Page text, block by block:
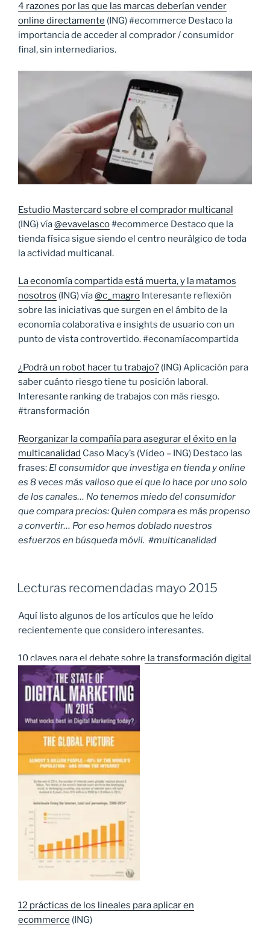
4 razones por las que las marcas deberían vender
online directamente (ING) #ecommerce Destaco la
importancia de acceder al comprador / consumidor
final, sin internediarios.
Estudio Mastercard sobre el comprador multicanal
(ING) vía@evavelasco#ecommerce Destaco que la
tienda física sigue siendo el centro neurálgico de toda
la actividad multicanal.
La economía compartida está muerta, y la matamos
nosotros (ING) vía@c_magro Interesante reflexión
sobre las iniciativas que surgen en el ámbito de la
economía colaborativa e insights de usuario con un
punto de vista controvertido. #econamíacompartida
¿Podrá un robot hacer tu trabajo? (ING) Aplicación para
saber cuánto riesgo tiene tu posición laboral.
Interesante ranking de trabajos con más riesgo.
#transformación
Reorganizar la compañía para asegurar el éxito en la
multicanalidad Caso Macy’s (Vídeo – ING) Destaco las
frases: El consumidor que investiga en tienda y online
es 8 veces más valioso que el que lo hace por uno solo
de los canales… No tenemos miedo del consumidor
que compara precios: Quien compara es más propenso
a convertir… Por eso hemos doblado nuestros
esfuerzos en búsqueda móvil. #multicanalidad
Lecturas recomendadas mayo 2015
Aquí listo algunos de los artículos que he leído
recientemente que considero interesantes.
10 claves para el debate sobre la transformación digital
12 prácticas de los lineales para aplicar en
ecommerce (ING)